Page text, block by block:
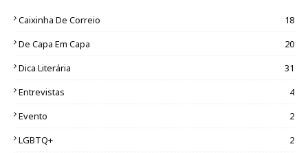
Caixinha De Correio
18
De Capa Em Capa
20
Dica Literária
31
Entrevistas
4
Evento
2
LGBTQ+
2